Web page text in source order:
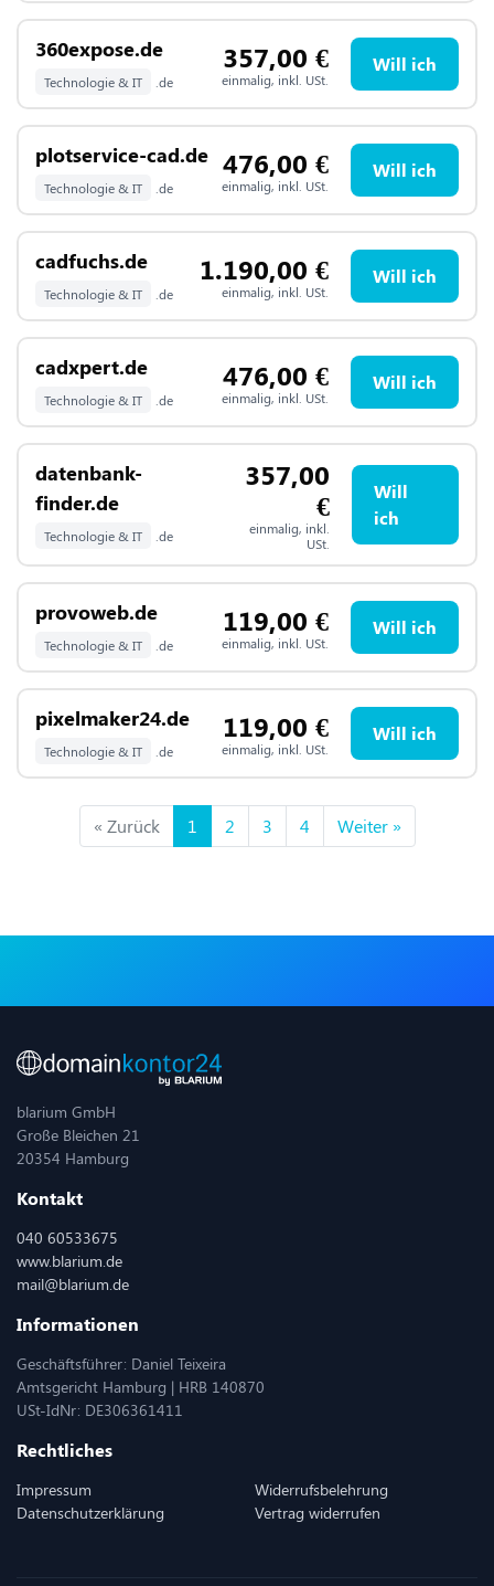
360expose.de
Technologie & IT .de
357,00 €
einmalig, inkl. USt.
Will ich
plotservice-cad.de
Technologie & IT .de
476,00 €
einmalig, inkl. USt.
Will ich
cadfuchs.de
Technologie & IT .de
1.190,00 €
einmalig, inkl. USt.
Will ich
cadxpert.de
Technologie & IT .de
476,00 €
einmalig, inkl. USt.
Will ich
datenbank-
finder.de
Technologie & IT .de
357,00
€
einmalig, inkl.
USt.
Will
ich
provoweb.de
Technologie & IT .de
119,00 €
einmalig, inkl. USt.
Will ich
pixelmaker24.de
Technologie & IT .de
119,00 €
einmalig, inkl. USt.
Will ich
« Zurück 1 2 3 4 Weiter »
blarium GmbH
Große Bleichen 21
20354 Hamburg
Kontakt
040 60533675
www.blarium.de
mail@blarium.de
Informationen
Geschäftsführer: Daniel Teixeira
Amtsgericht Hamburg | HRB 140870
USt-IdNr: DE306361411
Rechtliches
Impressum
Datenschutzerklärung
Widerrufsbelehrung
Vertrag widerrufen